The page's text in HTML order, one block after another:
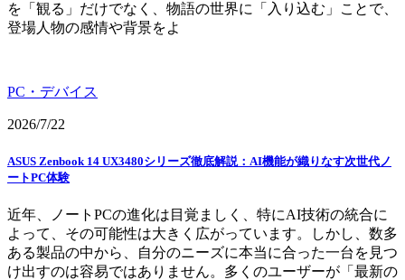
を「観る」だけでなく、物語の世界に「入り込む」ことで、
登場人物の感情や背景をよ
PC・デバイス
2026/7/22
ASUS Zenbook 14 UX3480シリーズ徹底解説：AI機能が織りなす次世代ノ
ートPC体験
近年、ノートPCの進化は目覚ましく、特にAI技術の統合に
よって、その可能性は大きく広がっています。しかし、数多
ある製品の中から、自分のニーズに本当に合った一台を見つ
け出すのは容易ではありません。多くのユーザーが「最新の